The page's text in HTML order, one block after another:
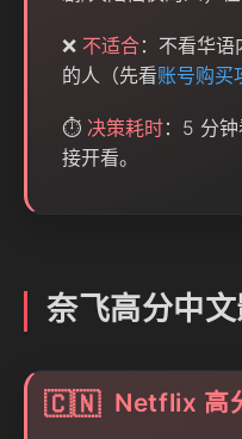
❌ 不适合：不看华
的人（先看账号购买
⏱️ 决策耗时：5 分钟
接开看。
奈飞高分中
🇨🇳 Netflix 高